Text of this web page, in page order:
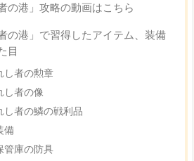
の港」攻略の動画はこちら
の港」で習得したアイテム、装備
目
し者の勲章
し者の像
し者の鱗の戦利品
備
管庫の防具